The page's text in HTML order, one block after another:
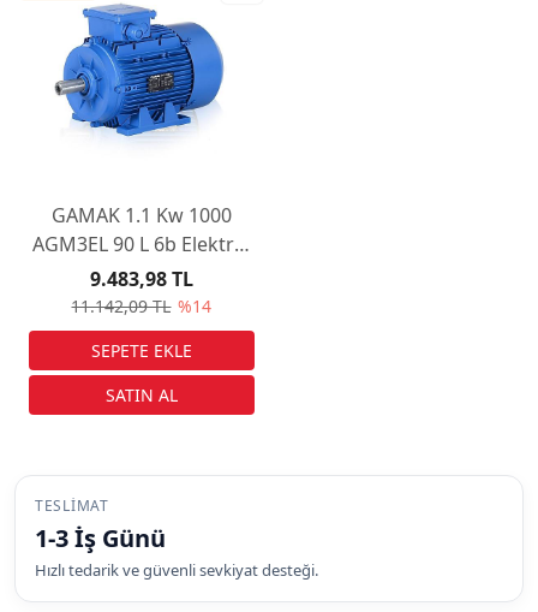
GAMAK 1.1 Kw 1000
AGM3EL 90 L 6b Elektrik
Motoru
11.142,09 TL %14
9.483,98 TL
TESLIMAT
1-3 İş Günü
Hızlı tedarik ve güvenli sevkiyat desteği.